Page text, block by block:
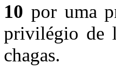
10 por uma
privilé­gio de
chagas.